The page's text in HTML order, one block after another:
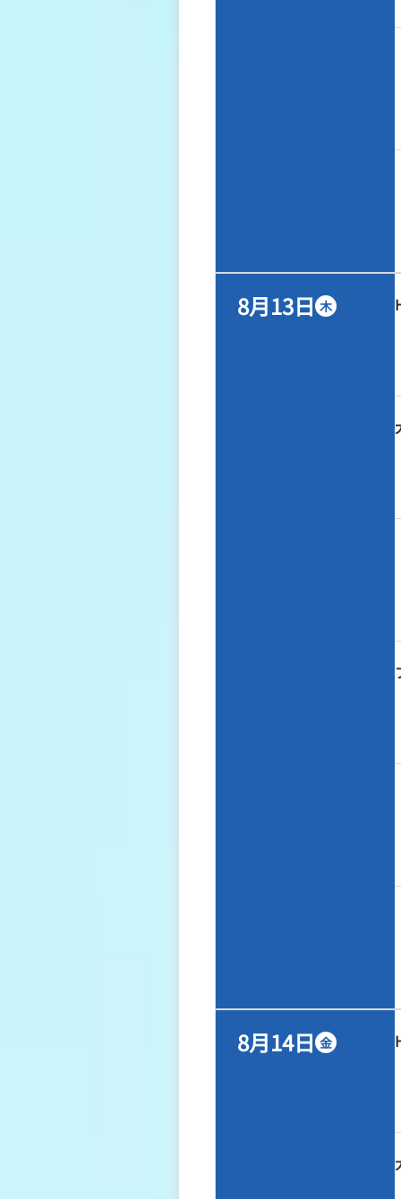
8月13日 木
8月14日 金